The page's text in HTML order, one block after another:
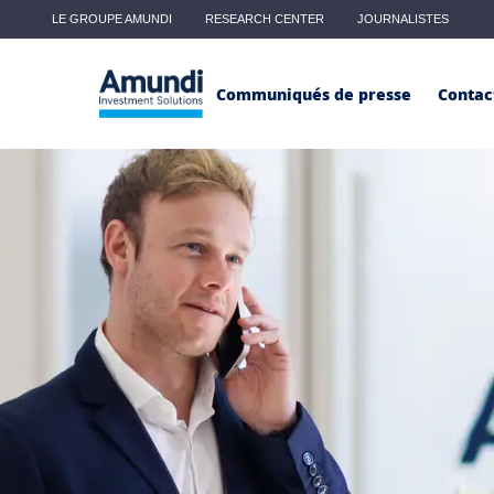
Aller au contenu principal
LE GROUPE AMUNDI RESEARCH CENTER JOURNALISTES
Communiqués de presse